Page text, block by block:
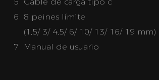
6 8 peines límite
(1,5/ 3/ 4,5/ 6/ 10/ 13/ 16/ 19 mm)
7 Manual de usuario